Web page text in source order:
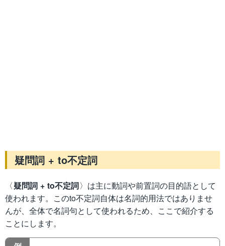
疑問詞 + to不定詞
〈疑問詞 + to不定詞〉は主に動詞や前置詞の目的語として
使われます。このto不定詞自体は名詞的用法ではありませ
んが、全体で名詞句として使われるため、ここで紹介する
ことにします。